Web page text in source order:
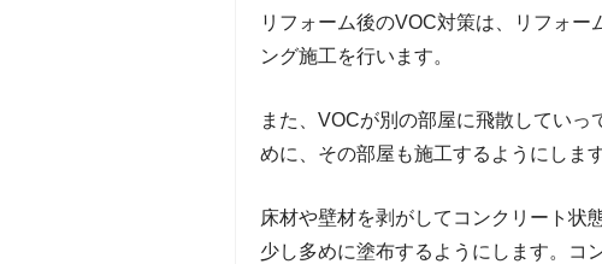
リフォーム後のVOC対策は、リフォ
ング施工を行います。
また、VOCが別の部屋に飛散してい
めに、その部屋も施工するようにします
床材や壁材を剥がしてコンクリート状
少し多めに塗布するようにします。コ